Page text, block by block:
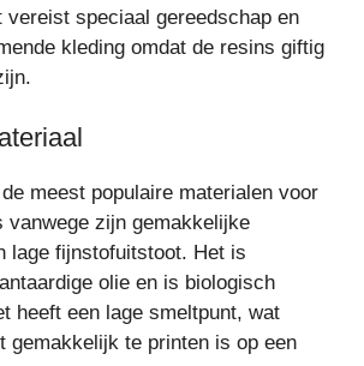
vereist speciaal gereedschap en
kleding omdat de resins giftig
meest populaire materialen voor
vanwege zijn gemakkelijke
lage fijnstofuitstoot. Het is
olie en is biologisch
heeft een lage smeltpunt, wat
gemakkelijk te printen is op een